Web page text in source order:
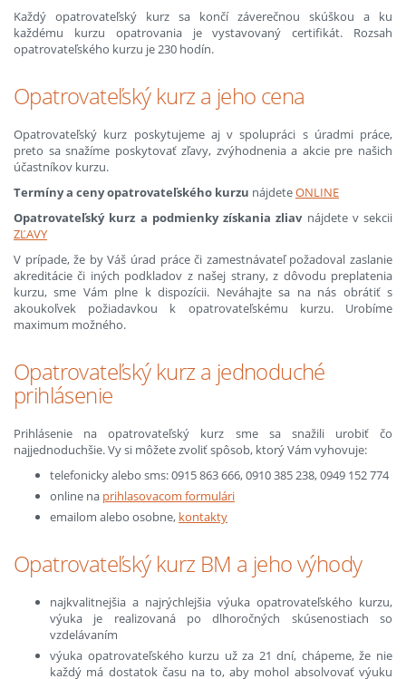
Každý opatrovateľský kurz sa končí záverečnou skúškou a ku
každému kurzu opatrovania je vystavovaný certifikát. Rozsah
opatrovateľského kurzu je 230 hodín.
Opatrovateľský kurz a jeho cena
Opatrovateľský kurz poskytujeme aj v spolupráci s úradmi práce,
preto sa snažíme poskytovať zľavy, zvýhodnenia a akcie pre našich
účastníkov kurzu.
Termíny a ceny opatrovateľského kurzu nájdeteONLINE
Opatrovateľský kurz a podmienky získania zliavnájdete v sekcii
ZĽAVY
V prípade, že by Váš úrad práce či zamestnávateľ požadoval zaslanie
akreditácie či iných podkladov z našej strany, z dôvodu preplatenia
kurzu, sme Vám plne k dispozícii. Neváhajte sa na nás obrátiť s
akoukoľvek požiadavkou k opatrovateľskému kurzu. Urobíme
maximum možného.
Opatrovateľský kurz a jednoduché
prihlásenie
Prihlásenie na opatrovateľský kurz sme sa snažili urobiť čo
najjednoduchšie. Vy si môžete zvoliť spôsob, ktorý Vám vyhovuje:
telefonicky alebo sms: 0915 863 666, 0910 385 238, 0949 152 774
online na prihlasovacom formulári
emailom alebo osobne, kontakty
Opatrovateľský kurz BM a jeho výhody
najkvalitnejšia a najrýchlejšia výuka opatrovateľského kurzu,
výuka je realizovaná po dlhoročných skúsenostiach so
vzdelávaním
výuka opatrovateľského kurzu už za 21 dní, chápeme, že nie
každý má dostatok času na to, aby mohol absolvovať výuku